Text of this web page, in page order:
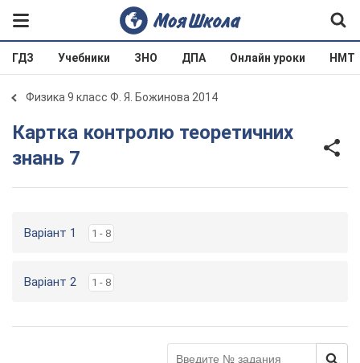
ГДЗ Учебники ЗНО ДПА Онлайн уроки НМТ
Физика 9 класс Ф. Я. Божинова 2014
Картка контролю теоретичних
знань 7
Варіант 1 1 - 8
Варіант 2 1 - 8